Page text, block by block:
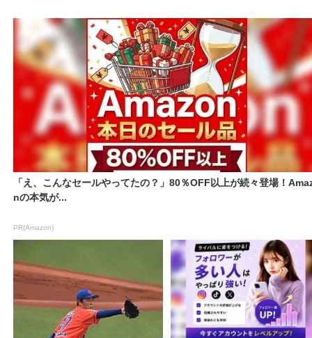
「え、こんなセールやってたの？」80％OFF以上が続々登場！
nの本気が...
PR(Amazon)